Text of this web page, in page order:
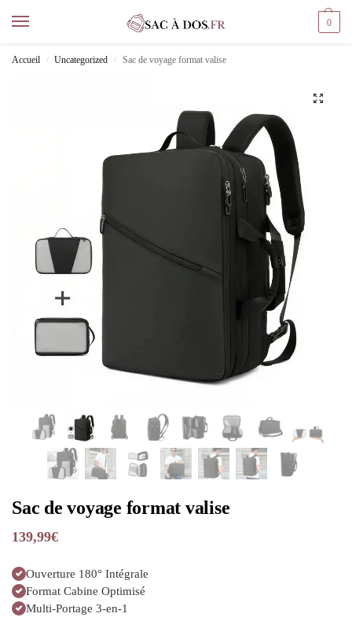
0
Accueil / Uncategorized / Sac de voyage format valise
Sac de voyage format valise
139,99€
Ouverture 180° Intégrale
Format Cabine Optimisé
Multi-Portage 3-en-1